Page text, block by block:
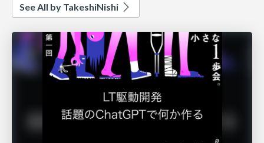
See All by TakeshiNishi